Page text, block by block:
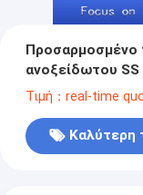
Προσαρμοσμένο
ανοξείδωτου
Τιμή：real-time
Καλύτερη